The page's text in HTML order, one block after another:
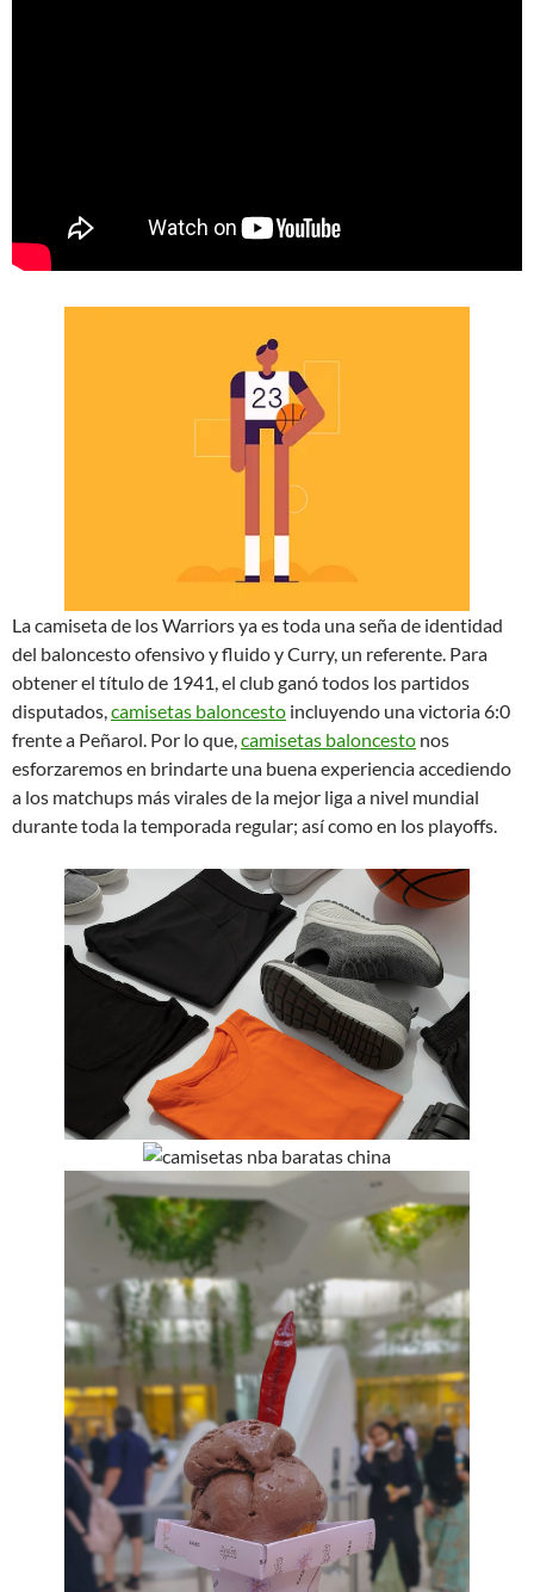
La camiseta de los Warriors ya es toda una seña de identidad
del baloncesto ofensivo y fluido y Curry, un referente. Para
obtener el título de 1941, el club ganó todos los partidos
disputados,camisetas baloncesto incluyendo una victoria 6:0
frente a Peñarol. Por lo que,camisetas baloncesto nos
esforzaremos en brindarte una buena experiencia accediendo
a los matchups más virales de la mejor liga a nivel mundial
durante toda la temporada regular; así como en los playoffs.